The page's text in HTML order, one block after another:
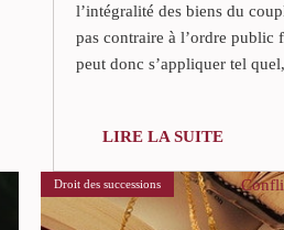
l’intégralité des biens du
pas contraire à l’ordre public
peut donc s’appliquer tel
LIRE LA SUITE
Droit des successions